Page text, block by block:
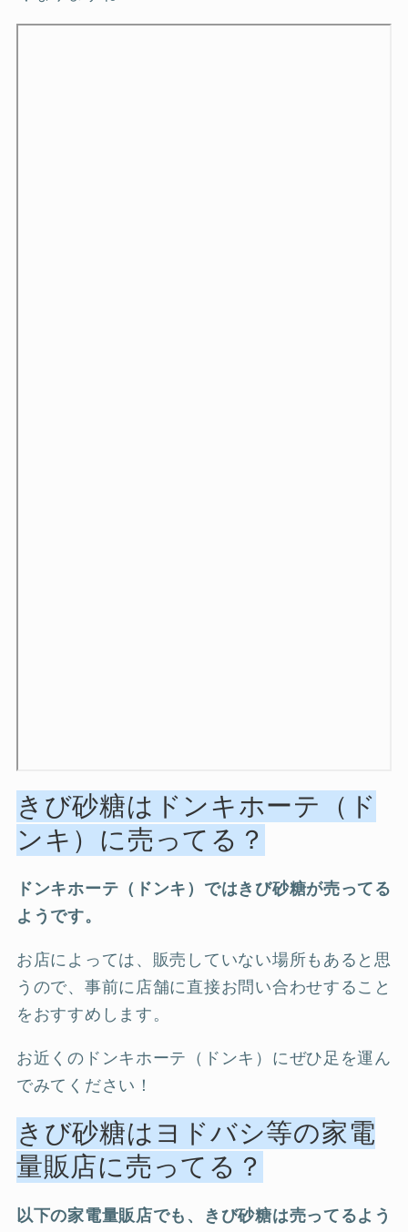
きび砂糖はドンキホーテ（ド
ンキ）に売ってる？
ドンキホーテ（ドンキ）ではきび砂糖が売ってる
ようです。
お店によっては、販売していない場所もあると思
うので、事前に店舗に直接お問い合わせすること
をおすすめします。
お近くのドンキホーテ（ドンキ）にぜひ足を運ん
でみてください！
きび砂糖はヨドバシ等の家電
量販店に売ってる？
以下の家電量販店でも、きび砂糖は売ってるよう